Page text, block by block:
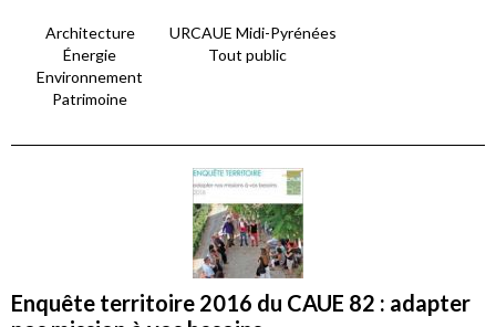
Architecture
Énergie
Environnement
Patrimoine
URCAUE Midi-Pyrénées
Tout public
Enquête territoire 2016 du CAUE 82 : adapter